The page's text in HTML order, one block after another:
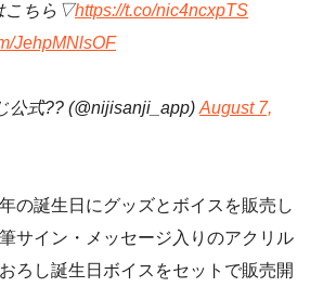
こちら▽https://t.co/nic4ncxpTS
JehpMNlsOF
公式?? (@nijisanji_app)August 7,
の誕生日にグッズとボイスを販売し
サイン・メッセージ入りのアクリル
ろし誕生日ボイスをセットで販売開